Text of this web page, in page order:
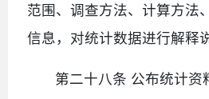
范围、调查方法、计算方法
信息，对统计数据进行解释
第二十八条 公布统计资